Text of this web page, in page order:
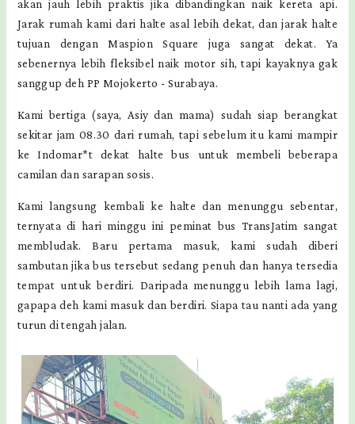
akan jauh lebih praktis jika dibandingkan naik kereta api.
Jarak rumah kami dari halte asal lebih dekat, dan jarak halte
tujuan dengan Maspion Square juga sangat dekat. Ya
sebenernya lebih fleksibel naik motor sih, tapi kayaknya gak
sanggup deh PP Mojokerto - Surabaya.
Kami bertiga (saya, Asiy dan mama) sudah siap berangkat
sekitar jam 08.30 dari rumah, tapi sebelum itu kami mampir
ke Indomar*t dekat halte bus untuk membeli beberapa
camilan dan sarapan sosis.
Kami langsung kembali ke halte dan menunggu sebentar,
ternyata di hari minggu ini peminat bus TransJatim sangat
membludak. Baru pertama masuk, kami sudah diberi
sambutan jika bus tersebut sedang penuh dan hanya tersedia
tempat untuk berdiri. Daripada menunggu lebih lama lagi,
gapapa deh kami masuk dan berdiri. Siapa tau nanti ada yang
turun di tengah jalan.